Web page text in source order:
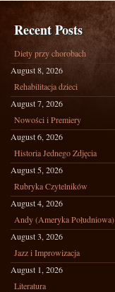
Recent Posts
Diety przy chorobach
August 8, 2026
Rehabilitacja dzieci
August 7, 2026
Nowości i Premiery
August 6, 2026
Historia Jednego Zdjęcia
August 5, 2026
Rubryka Czytelników
August 4, 2026
Andy (Ameryka Południowa)
August 3, 2026
Jazz i Improwizacja
August 1, 2026
Literatura